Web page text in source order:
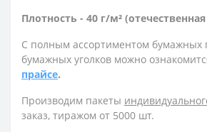
Плотность - 40 г/м²
С полным ассортиментом бумажных
бумажных уголков можно
прайсе.
Производим пакеты
заказ, тиражом от 5000 шт.